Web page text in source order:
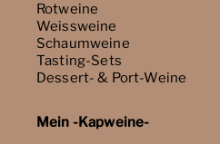
Rotweine
Weissweine
Schaumweine
Tasting-Sets
Dessert- & Port-Weine
Mein -Kapweine-